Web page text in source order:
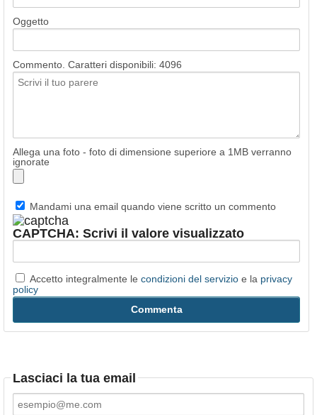
Oggetto
Commento. Caratteri disponibili: 4096
Allega una foto - foto di dimensione superiore a 1MB verranno
ignorate
Mandami una email quando viene scritto un commento
CAPTCHA: Scrivi il valore visualizzato
Accetto integralmente le condizioni del servizio e la privacy
policy
Lasciaci la tua email